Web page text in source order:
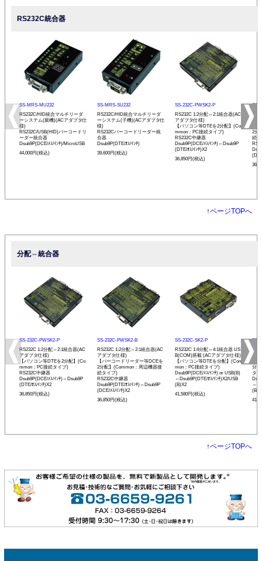
RS232C統合器
SS-MRS-MU232
RS232C/HID統合マルチリーダ
ーシステム(親機)(ACアダプタ仕
様)
RS232C/USB(HID)バーコードリ
ーダー統合器
Dsub9P(DCE/ﾒｽ/ｲﾝﾁ)/MicroUSB
44,000円(税込)
SS-MRS-SU232
RS232C/HID統合マルチリーダ
ーシステム(子機)(ACアダプタ仕
様)
RS232Cバーコードリーダー統
合器
Dsub9P(DTE/ｵｽ/ｲﾝﾁ)
39,600円(税込)
SS-232C-PWSK2-P
RS232C 1:2分配⇔2:1統合器(AC
アダプタ仕様)
【パソコン等DTEを2分配】(Co
mmon：PC接続タイプ)
RS232C中継器
Dsub9P(DCE/ﾒｽ/ｲﾝﾁ)⇔Dsub9P
(DTE/ｵｽ/ｲﾝﾁ)X2
36,850円(税込)
SS-
ア
2分
続
↑ページTOPへ
分配⇔統合器
SS-232C-PWSK2-P
RS232C 1:2分配⇔2:1統合器(AC
アダプタ仕様)
【パソコン等DTEを2分配】(Co
mmon：PC接続タイプ)
RS232C中継器
Dsub9P(DCE/ﾒｽ/ｲﾝﾁ)⇔Dsub9P
(DTE/ｵｽ/ｲﾝﾁ)X2
36,850円(税込)
SS-232C-PWSK2-B
RS232C 1:2分配⇔2:1統合器(AC
アダプタ仕様)
【バーコードリーダー等DCEを
2分配】(Common：周辺機器接
続タイプ)
RS232C中継器
Dsub9P(DTE/ｵｽ/ｲﾝﾁ)⇔Dsub9P
(DCE/ﾒｽ/ｲﾝﾁ)X2
36,850円(税込)
SS-232C-SK2-P
RS232C 1:4分配⇔4:1統合器 US
B(COM)搭載 (ACアダプタ仕様)
【パソコン等DTEを分配】(Com
mon：PC接続タイプ)
Dsub9P(DCE/ﾒｽ/ｲﾝﾁ) or USB(B)
⇔Dsub9P(DTE/ｵｽ/ｲﾝﾁ)X2/USB
(B)X2
41,580円(税込)
SS-
分
タ
↑ページTOPへ